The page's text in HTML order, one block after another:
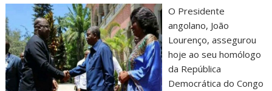
O Presidente
angolano, João
Lourenço, assegurou
hoje ao seu homólogo
da República
Democrática do Congo